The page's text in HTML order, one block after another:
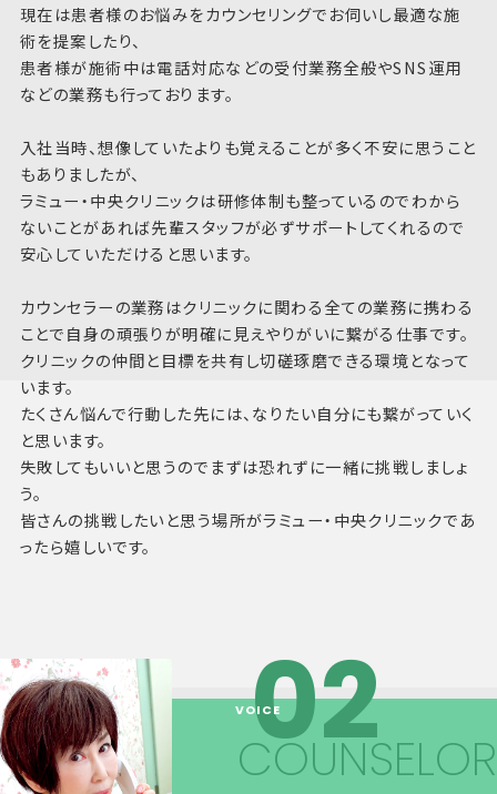
現在は患者様のお悩みをカウンセリングでお伺いし最適な施
術を提案したり、
患者様が施術中は電話対応などの受付業務全般やSNS運用
などの業務も行っております。
入社当時、想像していたよりも覚えることが多く不安に思うこと
もありましたが、
ラミュー・中央クリニックは研修体制も整っているのでわから
ないことがあれば先輩スタッフが必ずサポートしてくれるので
安心していただけると思います。
カウンセラーの業務はクリニックに関わる全ての業務に携わる
ことで自身の頑張りが明確に見えやりがいに繋がる仕事です。
クリニックの仲間と目標を共有し切磋琢磨できる環境となって
います。
たくさん悩んで行動した先には、なりたい自分にも繋がっていく
と思います。
失敗してもいいと思うのでまずは恐れずに一緒に挑戦しましょ
う。
皆さんの挑戦したいと思う場所がラミュー・中央クリニックであ
ったら嬉しいです。
COUNSELOR